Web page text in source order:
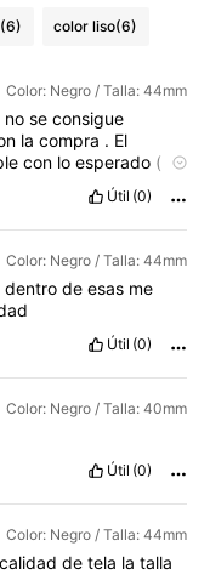
(6) color liso(6)
Color: Negro / Talla: 44mm
no se consigue
lacompra . El
con loesperado (
tiempo
Útil (0)
Color: Negro / Talla: 44mm
dentro de esas me
Útil (0)
Color: Negro / Talla: 40mm
Útil (0)
Color: Negro / Talla: 44mm
calidaddetela latalla